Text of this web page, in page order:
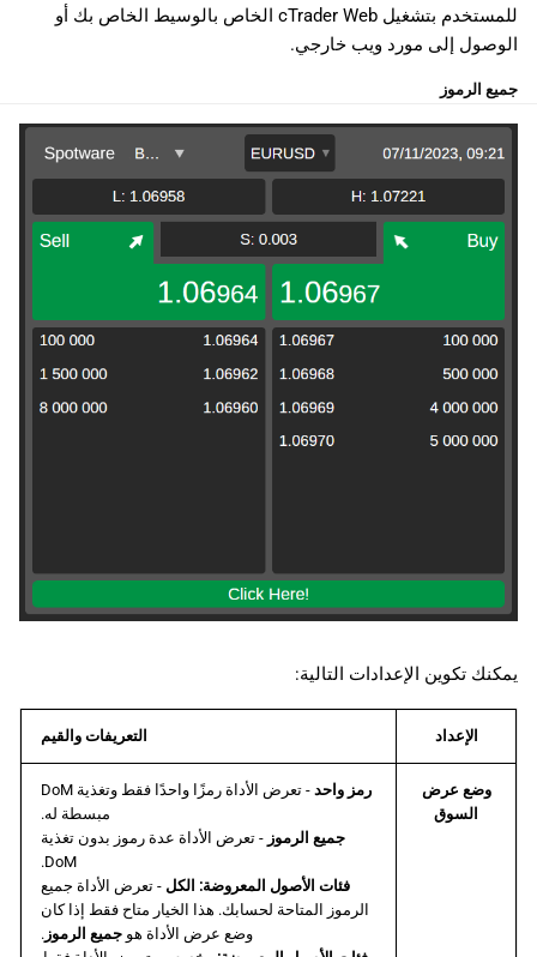
للمستخدم بتشغيل cTrader Web الخاص بالوسيط الخاص بك أو
الوصول إلى مورد ويب خارجي.
جميع الرموز
يمكنك تكوين الإعدادات التالية:
الإعداد التعريفات والقيم
وضع عرض
السوق
رمز واحد
- تعرض الأداة رمزًا واحدًا فقط وتغذية DoM
مبسطة له.
جميع الرموز - تعرض الأداة عدة رموز بدون تغذية
DoM.
فئات الأصول المعروضة: الكل - تعرض الأداة جميع
الرموز المتاحة لحسابك. هذا الخيار متاح فقط إذا كان
وضع عرض الأداة هو جميع الرموز .